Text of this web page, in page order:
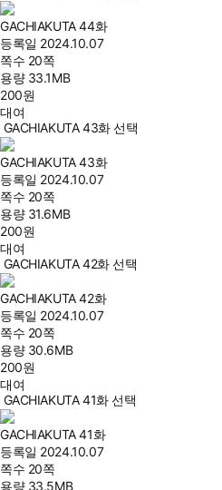
GACHIAKUTA 44화
등록일 2024.10.07
쪽수 20쪽
용량 33.1MB
200원
대여
GACHIAKUTA 43화 선택
GACHIAKUTA 43화
등록일 2024.10.07
쪽수 20쪽
용량 31.6MB
200원
대여
GACHIAKUTA 42화 선택
GACHIAKUTA 42화
등록일 2024.10.07
쪽수 20쪽
용량 30.6MB
200원
대여
GACHIAKUTA 41화 선택
GACHIAKUTA 41화
등록일 2024.10.07
쪽수 20쪽
용량 33.5MB